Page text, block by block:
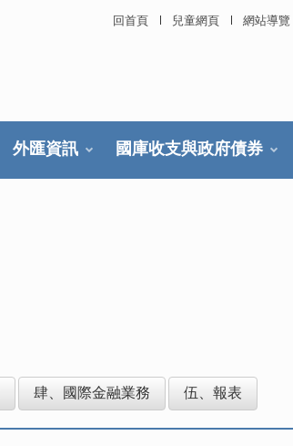
回首頁 兒童網頁 網站導覽
外匯資訊 國庫收支與政府債券
肆、國際金融業務 伍、報表